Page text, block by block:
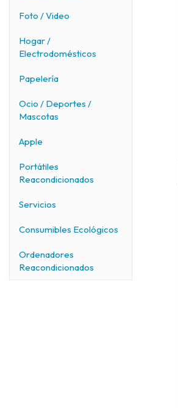
Foto / Video
Hogar /
Electrodomésticos
Papelería
Ocio / Deportes /
Mascotas
Apple
Portátiles
Reacondicionados
Servicios
Consumibles Ecológicos
Ordenadores
Reacondicionados